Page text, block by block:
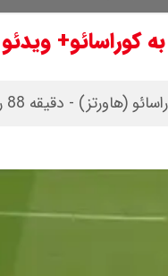
کوراسائو+ ویدئو
- دقیقه 88 را ببینید.